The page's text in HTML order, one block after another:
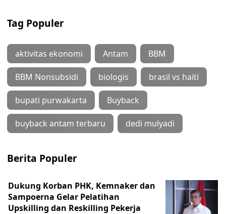
Tag Populer
aktivitas ekonomi Antam BBM
BBM Nonsubsidi biologis brasil vs haiti
bupati purwakarta Buyback
buyback antam terbaru dedi mulyadi
Berita Populer
Dukung Korban PHK, Kemnaker dan
Sampoerna Gelar Pelatihan
Upskilling dan Reskilling Pekerja